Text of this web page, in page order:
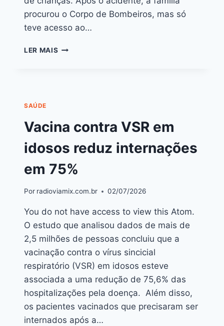
procurou o Corpo de Bombeiros, mas só
teve acesso ao…
LER MAIS
SAÚDE
Vacina contra VSR em
idosos reduz internações
em 75%
Por radioviamix.com.br 02/07/2026
You do not have access to view this Atom.
O estudo que analisou dados de mais de
2,5 milhões de pessoas concluiu que a
vacinação contra o vírus sincicial
respiratório (VSR) em idosos esteve
associada a uma redução de 75,6% das
hospitalizações pela doença. Além disso,
os pacientes vacinados que precisaram ser
internados após a…